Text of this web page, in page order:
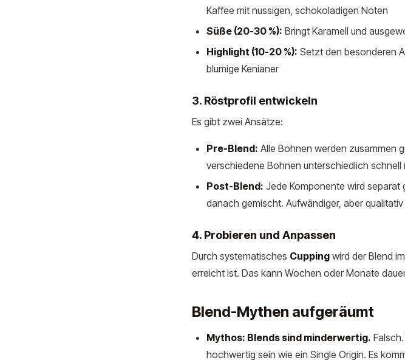
Kaffee mit nussigen, schokoladigen Noten
Süße (20-30 %): Bringt Karamell und
Highlight (10-20 %): Setzt den besonderen
blumige Kenianer
3. Röstprofil entwickeln
Es gibt zwei Ansätze:
Pre-Blend: Alle Bohnen werden zusammen
verschiedene Bohnen unterschiedlich schnell
Post-Blend: Jede Komponente wird separat
danach gemischt. Aufwändiger, aber
4. Probieren und Anpassen
Durch systematisches Cupping wird der Blend
erreicht ist. Das kann Wochen oder Monate
Blend-Mythen aufgeräumt
Mythos: Blends sind minderwertig.
hochwertig sein wie ein Single Origin. Es